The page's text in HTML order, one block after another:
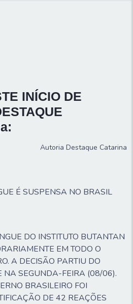
INÍCIO DE
Autoria Destaque Catarina
É SUSPENSA NO BRASIL
DO INSTITUTO BUTANTAN
EM TODO O
A DECISÃO PARTIU DO
NA SEGUNDA-FEIRA (08/06).
BRASILEIRO FOI
DE 42 REAÇÕES